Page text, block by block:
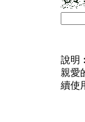
說明︰
親愛
續使